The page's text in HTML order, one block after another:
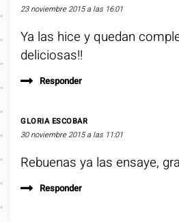
23 noviembre 2015 a las 16:01
Ya las hice y quedan
deliciosas!!
Responder
GLORIA ESCOBAR
30 noviembre 2015 a las 11:01
Rebuenas ya las ensaye,
Responder